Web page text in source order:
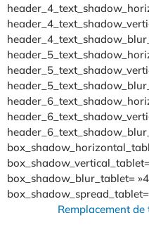
box_shadow_blur_tablet=
Remplacement